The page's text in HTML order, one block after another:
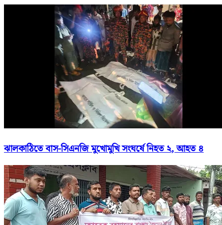
ঝালকাঠিতে বাস-সিএনজি মুখোমুখি সংঘর্ষে নিহত ২, আহত ৪